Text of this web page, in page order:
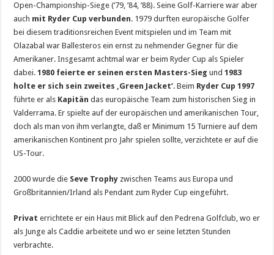
Open-Championship-Siege (’79, ’84, ’88). Seine Golf-Karriere war aber
auch mit Ryder Cup verbunden. 1979 durften europäische Golfer
bei diesem traditionsreichen Event mitspielen und im Team mit
Olazabal war Ballesteros ein ernst zu nehmender Gegner für die
Amerikaner. Insgesamt achtmal war er beim Ryder Cup als Spieler
dabei.1980 feierte er seinen ersten Masters-Sieg und1983
holte er sich sein zweites ‚Green Jacket‘. Beim Ryder Cup 1997
führte er als Kapitän das europäische Team zum historischen Sieg in
Valderrama. Er spielte auf der europäischen und amerikanischen Tour,
doch als man von ihm verlangte, daß er Minimum 15 Turniere auf dem
amerikanischen Kontinent pro Jahr spielen sollte, verzichtete er auf die
US-Tour.
2000 wurde die Seve Trophy zwischen Teams aus Europa und
Großbritannien/Irland als Pendant zum Ryder Cup eingeführt.
Privaterrichtete er ein Haus mit Blick auf den Pedrena Golfclub, wo er
als Junge als Caddie arbeitete und wo er seine letzten Stunden
verbrachte.